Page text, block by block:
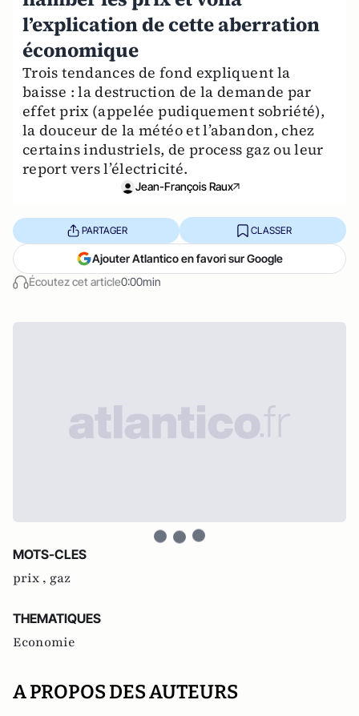
l’explication de cette aberration
économique
Trois tendances de fond expliquent la
baisse : la destruction de la demande par
effet prix (appelée pudiquement sobriété),
la douceur de la météo et l’abandon, chez
certains industriels, de process gaz ou leur
report vers l’électricité.
Jean-François Raux
Écoutez cet article0:00min
PARTAGER CLASSER
Ajouter Atlantico en favori sur Google
MOTS-CLES
prix , gaz
THEMATIQUES
Economie
A PROPOS DES AUTEURS